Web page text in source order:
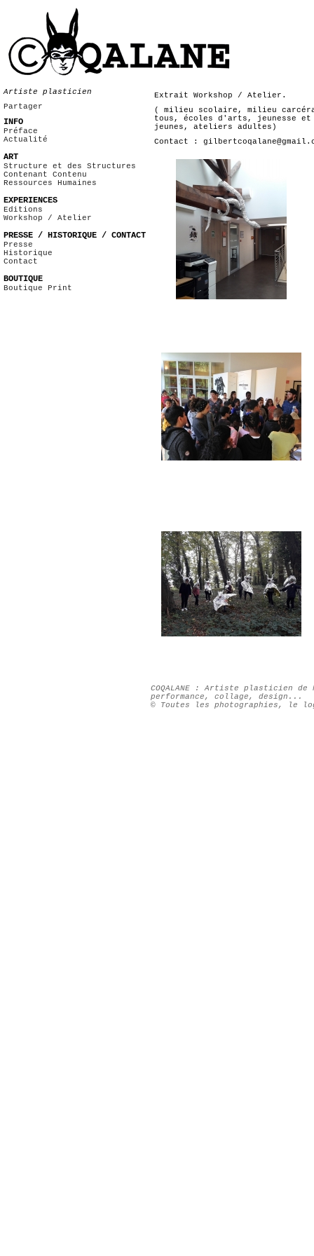
Artiste plasticien
Partager
INFO
Préface
Actualité
ART
Structure et des Structures
Contenant Contenu
Ressources Humaines
EXPERIENCES
Editions
Workshop / Atelier
PRESSE / HISTORIQUE / CONTACT
Presse
Historique
Contact
BOUTIQUE
Boutique Print
Extrait Workshop / Atelier.
( milieu scolaire, milieu
tous, écoles d'arts, jeunesse
jeunes, ateliers adultes)
Contact :
COQALANE : Artiste plasticien
performance, collage, design...
© Toutes les photographies, le